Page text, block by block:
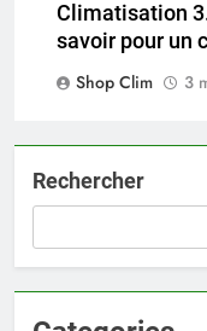
Climatisation
savoir pour un
Shop Clim
3
Rechercher